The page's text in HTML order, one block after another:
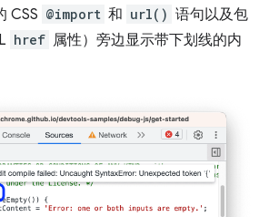
CSS @import 和 url() 语句以及包
href 属性）旁边显示带下划线的内